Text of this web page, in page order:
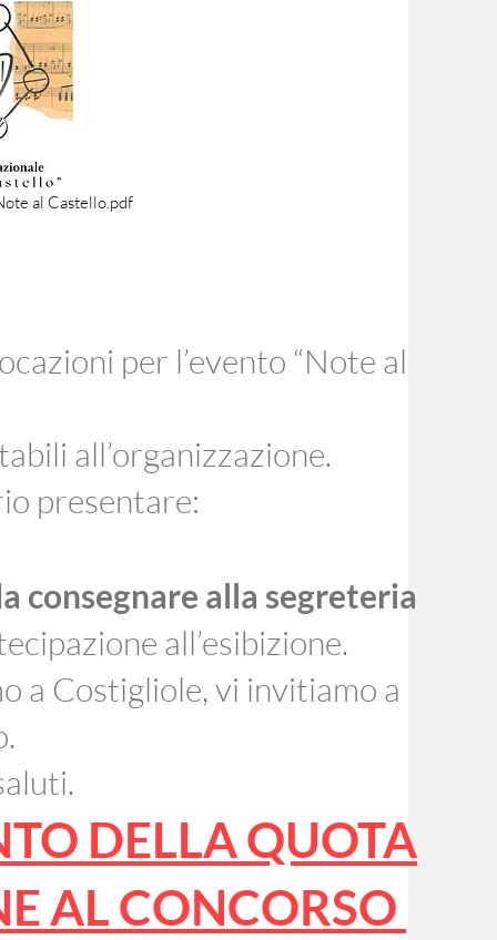
al Castello.pdf
per l’evento “Note al
all’organizzazione.
presentare:
consegnare alla segreteria
all’esibizione.
a Costigliole, vi invitiamo a
DELLA QUOTA
AL CONCORSO